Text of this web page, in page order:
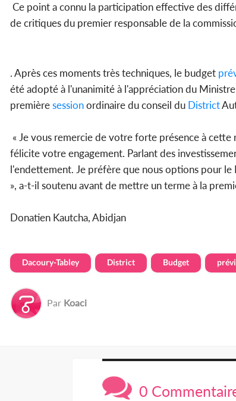
Ce point a connu la participation effective des
de critiques du premier responsable de la
. Après ces moments très techniques, le budget
été adopté à l'unanimité à l'appréciation du
premièresessionordinaire du conseil du District
« Je vous remercie de votre forte présence à
félicite votre engagement. Parlant des
l'endettement. Je préfère que nous options pour le
», a-t-il soutenu avant de mettre un terme à la
Donatien Kautcha, Abidjan
Dacoury-Tabley District Budget
Par Koaci
0